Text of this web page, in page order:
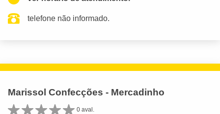
telefone não informado.
Marissol Confecções - Mercadinho
0 aval.